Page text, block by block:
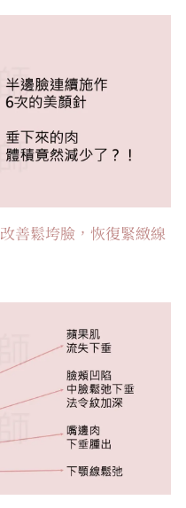
善鬆垮臉，恢復緊緻線